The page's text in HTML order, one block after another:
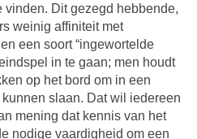
vinden. Dit gezegd hebbende,
weinig affiniteit met
een soort “ingewortelde
in te gaan; men houdt
op het bord om in een
slaan. Dat wil iedereen
mening dat kennis van het
nodige vaardigheid om een